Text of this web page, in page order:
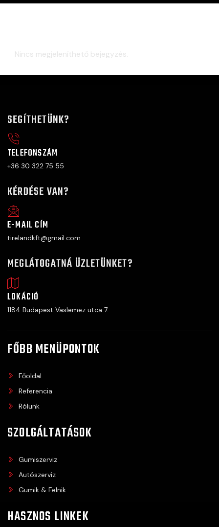
Nincs megjeleníthető bejegyzés.
SEGÍTHETÜNK?
TELEFONSZÁM
+36 30 322 75 55
KÉRDÉSE VAN?
E-MAIL CÍM
tirelandkft@gmail.com
MEGLÁTOGATNÁ ÜZLETÜNKET?
LOKÁCIÓ
1184 Budapest Vaslemez utca 7.
FŐBB MENÜPONTOK
Főoldal
Referencia
Rólunk
SZOLGÁLTATÁSOK
Gumiszerviz
Autószerviz
Gumik & Felnik
HASZNOS LINKEK